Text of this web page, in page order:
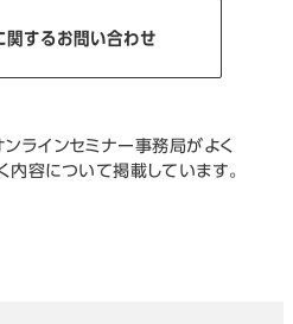
関するお問い合わせ
ンラインセミナー事務局がよく
内容について掲載しています。